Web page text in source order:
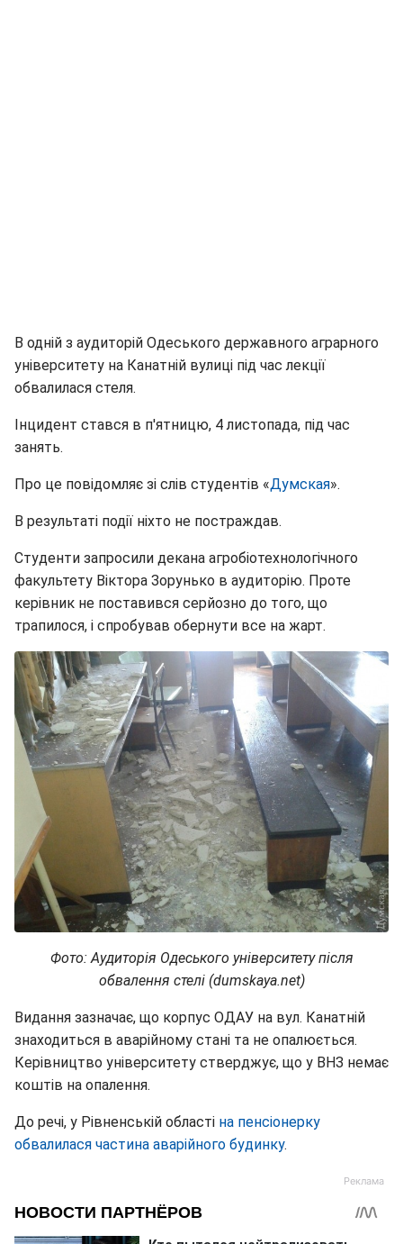
В одній з аудиторій Одеського державного аграрного
університету на Канатній вулиці під час лекції
обвалилася стеля.
Інцидент стався в п'ятницю, 4 листопада, під час
занять.
Про це повідомляє зі слів студентів «Думская».
В результаті події ніхто не постраждав.
Студенти запросили декана агробіотехнологічного
факультету Віктора Зорунько в аудиторію. Проте
керівник не поставився серйозно до того, що
трапилося, і спробував обернути все на жарт.
Фото: Аудиторія Одеського університету після
обвалення стелі (dumskaya.net)
Видання зазначає, що корпус ОДАУ на вул. Канатній
знаходиться в аварійному стані та не опалюється.
Керівництво університету стверджує, що у ВНЗ немає
коштів на опалення.
До речі, у Рівненській області на пенсіонерку
обвалилася частина аварійного будинку.